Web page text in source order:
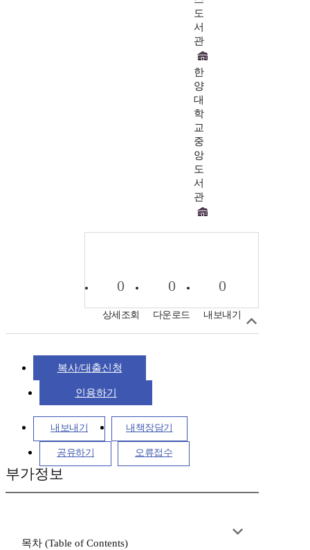
도
서
관
한
양
대
학
교
중
앙
도
서
관
0
상세조회
0
다운로드
0
내보내기
복사/대출신청
인용하기
내보내기 내책장담기
공유하기 오류접수
부가정보
목차 (Table of Contents)